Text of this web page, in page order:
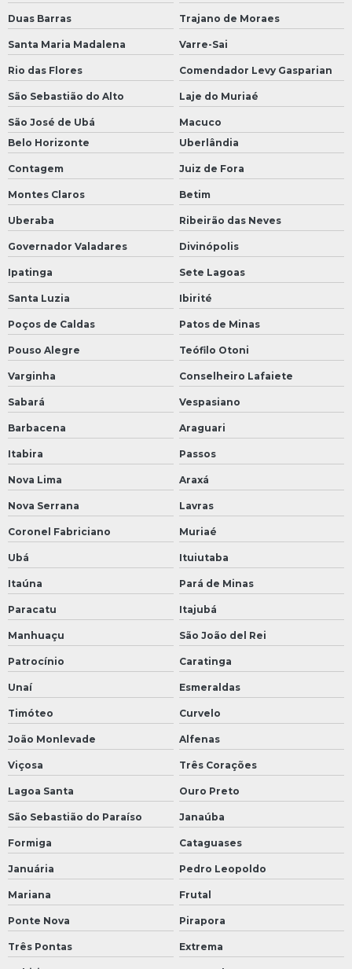
Duas Barras Trajano de Moraes
Santa Maria Madalena Varre-Sai
Rio das Flores Comendador Levy Gasparian
São Sebastião do Alto Laje do Muriaé
São José de Ubá
Macuco
Belo Horizonte
Uberlândia
Contagem Juiz de Fora
Montes Claros Betim
Uberaba Ribeirão das Neves
Governador Valadares Divinópolis
Ipatinga Sete Lagoas
Santa Luzia Ibirité
Poços de Caldas Patos de Minas
Pouso Alegre Teófilo Otoni
Varginha Conselheiro Lafaiete
Sabará Vespasiano
Barbacena Araguari
Itabira Passos
Nova Lima Araxá
Nova Serrana Lavras
Coronel Fabriciano Muriaé
Ubá Ituiutaba
Itaúna Pará de Minas
Paracatu Itajubá
Manhuaçu São João del Rei
Patrocínio Caratinga
Unaí Esmeraldas
Timóteo Curvelo
João Monlevade Alfenas
Viçosa Três Corações
Lagoa Santa Ouro Preto
São Sebastião do Paraíso Janaúba
Formiga Cataguases
Januária Pedro Leopoldo
Mariana Frutal
Ponte Nova Pirapora
Três Pontas Extrema